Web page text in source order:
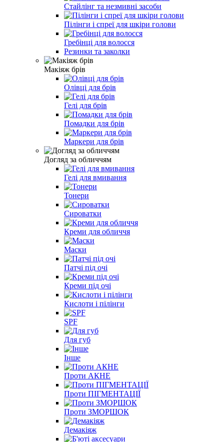
Стайлінг та незмивні засоби
Пілінги і спреї для шкіри голови
Гребінці для волосся
Резинки та заколки
Макіяж брів
Олівці для брів
Гелі для брів
Помадки для брів
Маркери для брів
Догляд за обличчям
Гелі для вмивання
Тонери
Сироватки
Креми для обличчя
Маски
Патчі під очі
Креми під очі
Кислоти і пілінги
SPF
Для губ
Інше
Проти АКНЕ
Проти ПІГМЕНТАЦІЇ
Проти ЗМОРШОК
Демакіяж